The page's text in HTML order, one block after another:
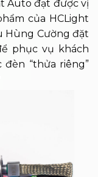
Auto đạt được vị
của HCLight
Hùng Cường đặt
phục vụ khách
đèn “thửa riêng”